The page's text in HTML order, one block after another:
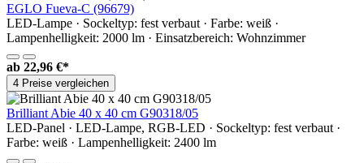
EGLO Fueva-C (96679)
LED-Lampe · Sockeltyp: fest verbaut · Farbe: weiß ·
Lampenhelligkeit: 2000 lm · Einsatzbereich: Wohnzimmer
ab 22,96 €*
4 Preise vergleichen
Brilliant Abie 40 x 40 cm G90318/05
LED-Panel · LED-Lampe, RGB-LED · Sockeltyp: fest verbaut ·
Farbe: weiß · Lampenhelligkeit: 2400 lm